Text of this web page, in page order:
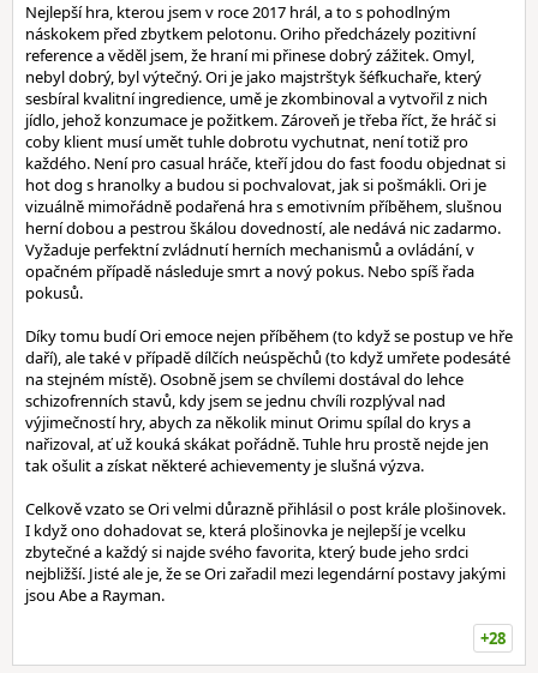
Nejlepší hra, kterou jsem v roce 2017 hrál, a to s pohodlným
náskokem před zbytkem pelotonu. Oriho předcházely pozitivní
reference a věděl jsem, že hraní mi přinese dobrý zážitek. Omyl,
nebyl dobrý, byl výtečný. Ori je jako majstrštyk šéfkuchaře, který
sesbíral kvalitní ingredience, umě je zkombinoval a vytvořil z nich
jídlo, jehož konzumace je požitkem. Zároveň je třeba říct, že hráč si
coby klient musí umět tuhle dobrotu vychutnat, není totiž pro
každého. Není pro casual hráče, kteří jdou do fast foodu objednat si
hot dog s hranolky a budou si pochvalovat, jak si pošmákli. Ori je
vizuálně mimořádně podařená hra s emotivním příběhem, slušnou
herní dobou a pestrou škálou dovedností, ale nedává nic zadarmo.
Vyžaduje perfektní zvládnutí herních mechanismů a ovládání, v
opačném případě následuje smrt a nový pokus. Nebo spíš řada
pokusů.
Díky tomu budí Ori emoce nejen příběhem (to když se postup ve hře
daří), ale také v případě dílčích neúspěchů (to když umřete podesáté
na stejném místě). Osobně jsem se chvílemi dostával do lehce
schizofrenních stavů, kdy jsem se jednu chvíli rozplýval nad
výjimečností hry, abych za několik minut Orimu spílal do krys a
nařizoval, ať už kouká skákat pořádně. Tuhle hru prostě nejde jen
tak ošulit a získat některé achievementy je slušná výzva.
Celkově vzato se Ori velmi důrazně přihlásil o post krále plošinovek.
I když ono dohadovat se, která plošinovka je nejlepší je vcelku
zbytečné a každý si najde svého favorita, který bude jeho srdci
nejbližší. Jisté ale je, že se Ori zařadil mezi legendární postavy jakými
jsou Abe a Rayman.
+28